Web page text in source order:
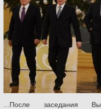
...После заседания